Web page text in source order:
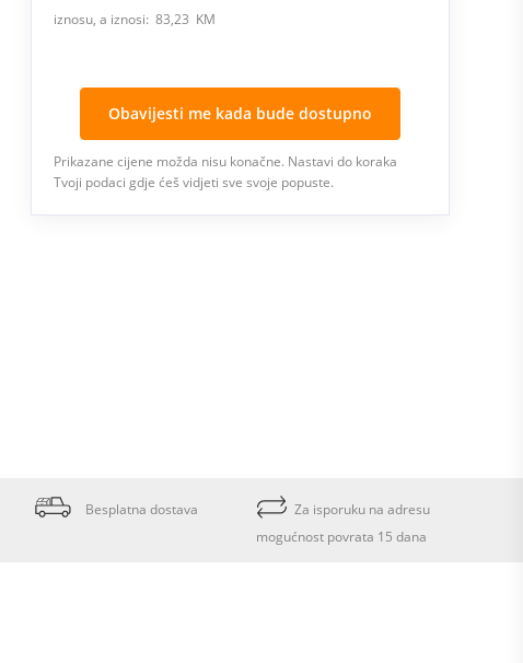
iznosu, a iznosi: 83,23 KM
Obavijesti me kada bude dostupno
Prikazane cijene možda nisu konačne. Nastavi do koraka
Tvoji podaci gdje ćeš vidjeti sve svoje popuste.
Besplatna dostava
Za isporuku na adresu
mogućnost povrata 15 dana